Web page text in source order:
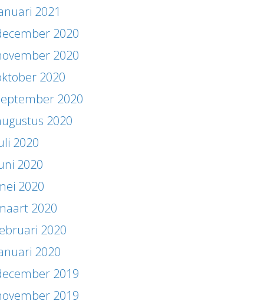
2021
2020
2020
2020
2020
2020
2020
2020
2020
2020
2020
2020
2019
2019